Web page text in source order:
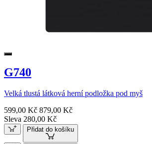
G740
Velká tlustá látková herní podložka pod myš
599,00 Kč 879,00 Kč
Sleva 280,00 Kč
Přidat do košíku